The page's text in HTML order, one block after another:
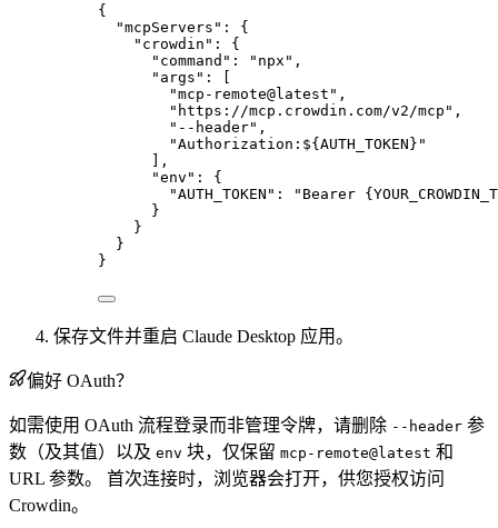
{
"mcpServers" : {
"crowdin" : {
"command" : " npx " ,
"args" : [
"mcp-remote@latest " ,
" https://mcp.crowdin.com/v2/mcp " ,
" --header" ,
"Authorization:${AUTH_TOKEN} "
],
"env" : {
"AUTH_TOKEN" : " Bearer
}
}
}
}
保存文件并重启 Claude Desktop 应用。
偏好 OAuth？
如需使用 OAuth 流程登录而非管理令牌，请删除 --header 参
数（及其值）以及 env 块，仅保留 mcp-remote@latest 和
URL 参数。 首次连接时，浏览器会打开，供您授权访问
Crowdin。